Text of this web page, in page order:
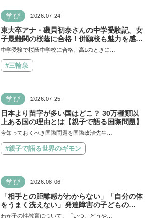
学び 2026.07.24
東大卒アナ・磯貝初奈さんの中学受験記。女
子最難関の桜蔭に合格！併願校も魅力を感じ
た渋渋に。母親の声かけは「睡眠が何より大
中学受験で桜蔭中学校に合格、高1のときに…
#三輪泉
学び 2026.07.25
日本より苗字が多い国はどこ？ 30万種類以
上ある国の理由とは【親子で語る国際問題】
今知っておくべき国際問題を国際政治先生…
#親子で語る世界のギモン
学び 2026.08.06
「相手との距離感がわからない」「自分の体
をうまく洗えない」発達障害の子どもの
「性」に関する困りごと・性教育のポイント
わが子の性教育について、「いつ、どうや…